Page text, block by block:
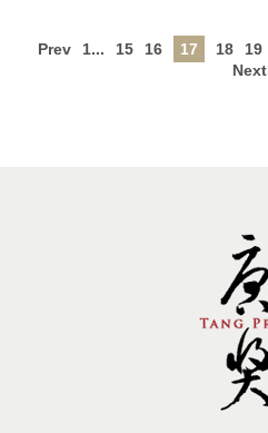
Prev 1... 15 16 17 18 19
Next